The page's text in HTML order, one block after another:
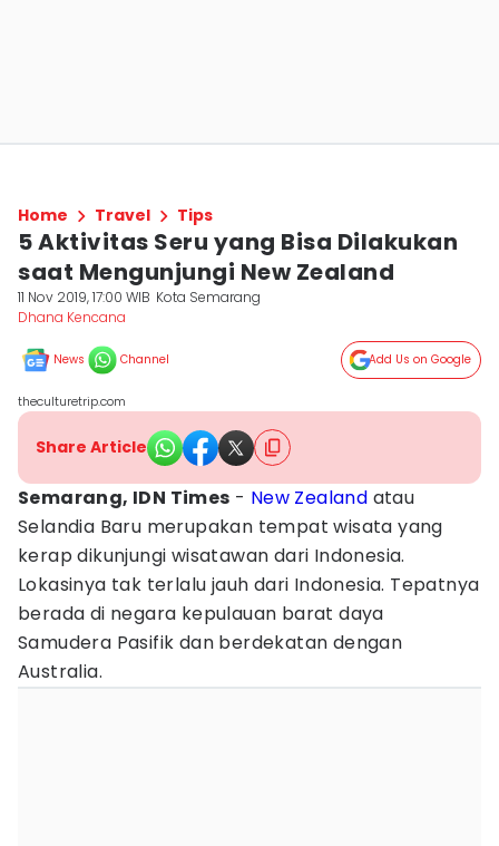
Home Travel Tips
5 Aktivitas Seru yang Bisa Dilakukan
saat Mengunjungi New Zealand
11 Nov 2019, 17:00 WIB Kota Semarang
Dhana Kencana
News Channel Add Us on Google
theculturetrip.com
Share Article
Semarang, IDN Times - New Zealand atau
Selandia Baru merupakan tempat wisata yang
kerap dikunjungi wisatawan dari Indonesia.
Lokasinya tak terlalu jauh dari Indonesia. Tepatnya
berada di negara kepulauan barat daya
Samudera Pasifik dan berdekatan dengan
Australia.